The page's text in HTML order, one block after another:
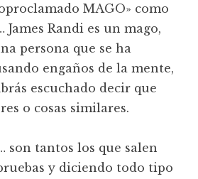
MAGO» como
Randi es un mago,
persona que se ha
engaños de la mente,
escuchado decir que
o cosas similares.
son tantos los que salen
y diciendo todo tipo